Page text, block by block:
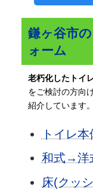
鎌ヶ谷市
ォーム
老朽化したトイ
をご検討の方向
紹介しています。
トイレ
和式→洋
床(クッ